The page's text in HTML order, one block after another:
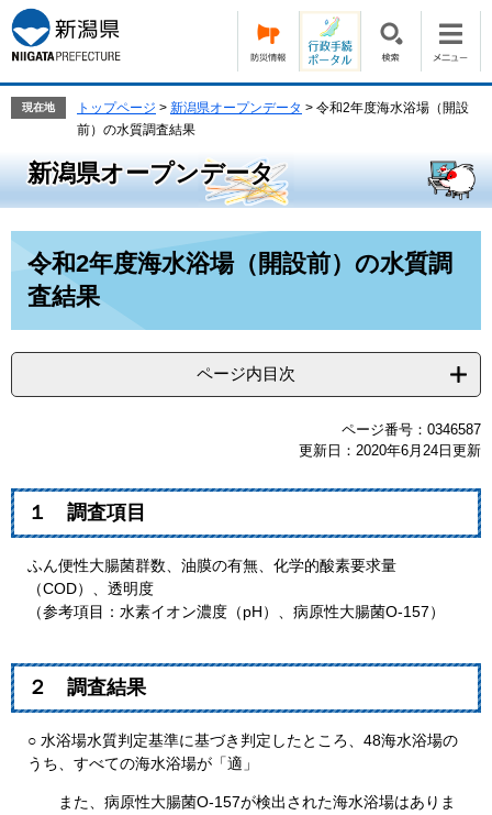
ー
ジ
の
す。
ニ
ュ
ー
現在地 トップページ > 新潟県オープンデータ > 令和2年度海水浴場（開設
前）の水質調査結果
新潟県オープンデータ
令和2年度海水浴場（開設前）の水質調
査結果
ページ内目次
ページ番号：0346587
更新日：2020年6月24日更新
１ 調査項目
ふん便性大腸菌群数、油膜の有無、化学的酸素要求量
（COD）、透明度
（参考項目：水素イオン濃度（pH）、病原性大腸菌O-157）
２ 調査結果
○ 水浴場水質判定基準に基づき判定したところ、48海水浴場の
うち、すべての海水浴場が「適」
また、病原性大腸菌O-157が検出された海水浴場はありま